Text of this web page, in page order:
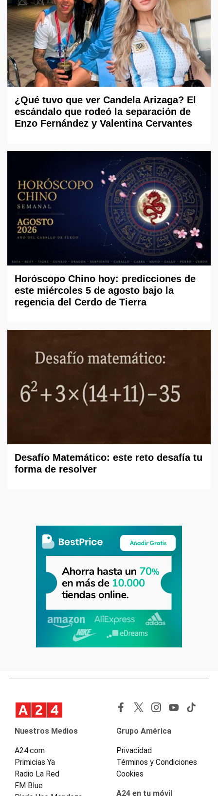
¿Qué tuvo que ver Candela Arizaga? El
escándalo que rodeó la separación de
Enzo Fernández y Valentina Cervantes
Horóscopo Chino hoy: predicciones de
este miércoles 5 de agosto bajo la
regencia del Cerdo de Tierra
Desafío Matemático: este reto desafía tu
forma de resolver
Nuestros Medios
A24.com
Primicias Ya
Radio La Red
FM Blue
Grupo América
Privacidad
Términos y Condiciones
Cookies
A24 en tu móvil